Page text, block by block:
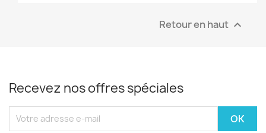
Retour en haut 
Recevez nos offres spéciales